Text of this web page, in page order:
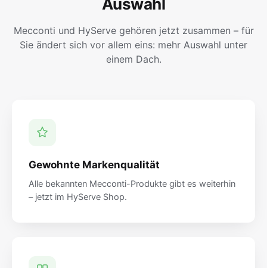
Auswahl
Mecconti und HyServe gehören jetzt zusammen – für
Sie ändert sich vor allem eins: mehr Auswahl unter
einem Dach.
Gewohnte Markenqualität
Alle bekannten Mecconti-Produkte gibt es weiterhin
– jetzt im HyServe Shop.